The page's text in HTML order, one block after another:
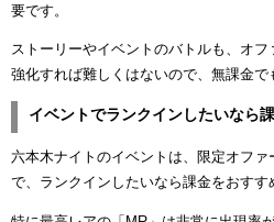
要です。
ストーリーやイベントのバトルも、オ
強化すれば難しくはないので、無課金で
イベントでランクインしたいなら
六本木ナイトのイベントは、限定オフ
で、ランクインしたいなら課金をおすす